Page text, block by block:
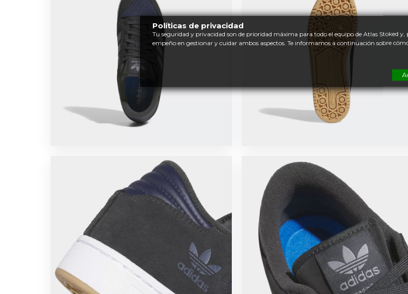
Políticas de privacidad
Tu seguridad y privacidad son de prioridad máxima para todo el equipo de Atlas Stoked
empeño en gestionar y cuidar ambos aspectos. Te informamos a continuación sobre